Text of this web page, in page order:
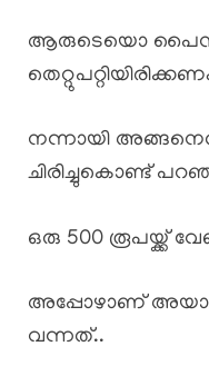
ആരുടെയൊ പൈസ
നന്നായി
ചിരിച്ചുകൊണ്ട്
ഒരു 500 രൂപയ്ക്ക്
അപ്പോഴാണ്
വന്നത്..